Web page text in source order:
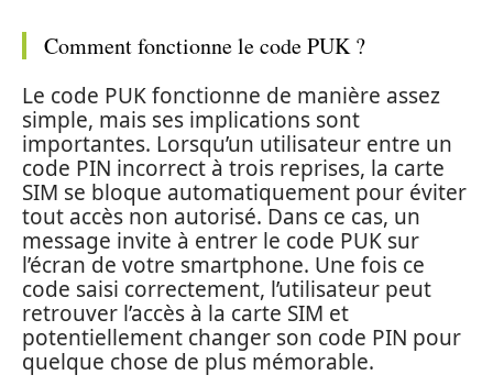
Comment fonctionne le code PUK ?
Le code PUK fonctionne de manière assez
simple, mais ses implications sont
importantes. Lorsqu’un utilisateur entre un
code PIN incorrect à trois reprises, la carte
SIM se bloque automatiquement pour éviter
tout accès non autorisé. Dans ce cas, un
message invite à entrer le code PUK sur
l’écran de votre smartphone. Une fois ce
code saisi correctement, l’utilisateur peut
retrouver l’accès à la carte SIM et
potentiellement changer son code PIN pour
quelque chose de plus mémorable.